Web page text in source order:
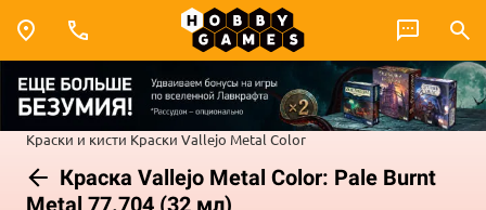
Краски и кисти Краски Vallejo Metal Color
Краска Vallejo Metal Color: Pale Burnt
Metal 77.704 (32 мл)